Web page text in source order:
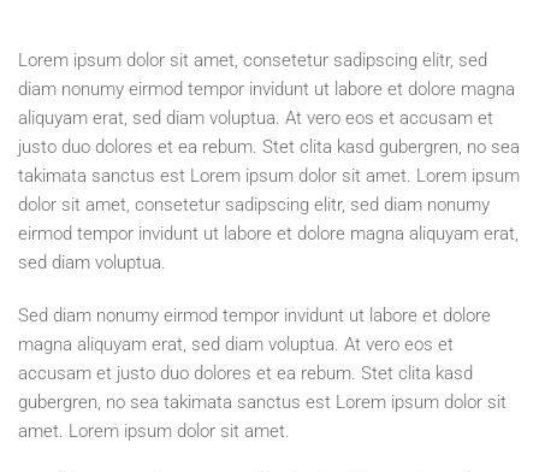
Lorem ipsum dolor sit amet, consetetur sadipscing elitr, sed
diam nonumy eirmod tempor invidunt ut labore et dolore magna
aliquyam erat, sed diam voluptua. At vero eos et accusam et
justo duo dolores et ea rebum. Stet clita kasd gubergren, no sea
takimata sanctus est Lorem ipsum dolor sit amet. Lorem ipsum
dolor sit amet, consetetur sadipscing elitr, sed diam nonumy
eirmod tempor invidunt ut labore et dolore magna aliquyam erat,
sed diam voluptua.
Sed diam nonumy eirmod tempor invidunt ut labore et dolore
magna aliquyam erat, sed diam voluptua. At vero eos et
accusam et justo duo dolores et ea rebum. Stet clita kasd
gubergren, no sea takimata sanctus est Lorem ipsum dolor sit
amet. Lorem ipsum dolor sit amet.